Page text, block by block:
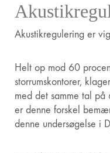
Akustikregulering er
Helt op mod 60
storrumskontorer,
med det samme tal på
er denne forskel
denne undersøgelse i